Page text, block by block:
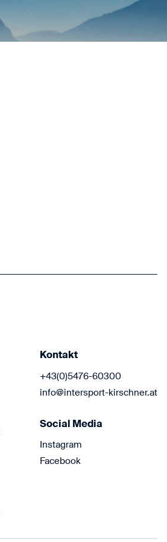
Kontakt
+43(0)5476-60300
info@intersport-kirschner.at
Social Media
Instagram
Facebook